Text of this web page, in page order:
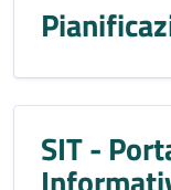
SIT -